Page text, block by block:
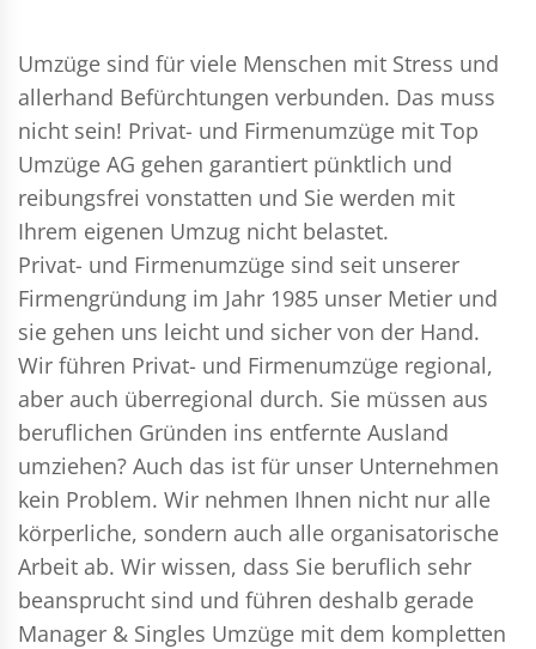
Umzüge sind für viele Menschen mit Stress und
allerhand Befürchtungen verbunden. Das muss
nicht sein! Privat- und Firmenumzüge mit Top
Umzüge AG gehen garantiert pünktlich und
reibungsfrei vonstatten und Sie werden mit
Ihrem eigenen Umzug nicht belastet.
Privat- und Firmenumzüge sind seit unserer
Firmengründung im Jahr 1985 unser Metier und
sie gehen uns leicht und sicher von der Hand.
Wir führen Privat- und Firmenumzüge regional,
aber auch überregional durch. Sie müssen aus
beruflichen Gründen ins entfernte Ausland
umziehen? Auch das ist für unser Unternehmen
kein Problem. Wir nehmen Ihnen nicht nur alle
körperliche, sondern auch alle organisatorische
Arbeit ab. Wir wissen, dass Sie beruflich sehr
beansprucht sind und führen deshalb gerade
Manager & Singles Umzüge mit dem kompletten